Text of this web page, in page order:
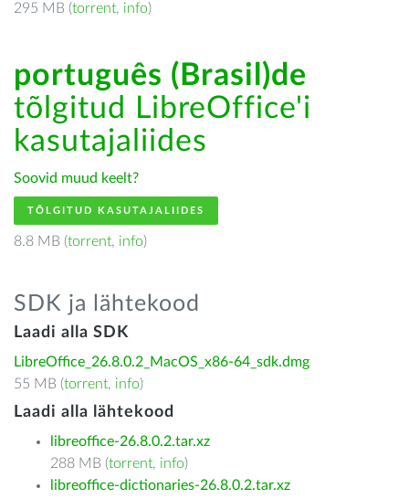
295 MB (torrent, info)
português (Brasil)de
tõlgitud LibreOffice'i
kasutajaliides
Soovid muud keelt?
TÕLGITUD KASUTAJALIIDES
8.8 MB (torrent, info)
SDK ja lähtekood
Laadi alla SDK
LibreOffice_26.8.0.2_MacOS_x86-64_sdk.dmg
55 MB (torrent, info)
Laadi alla lähtekood
libreoffice-26.8.0.2.tar.xz
288 MB (torrent, info)
libreoffice-dictionaries-26.8.0.2.tar.xz